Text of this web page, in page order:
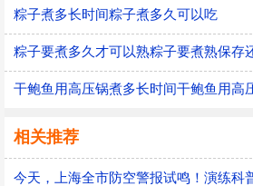
粽子煮多长时间粽子煮多久可以吃
相关推荐